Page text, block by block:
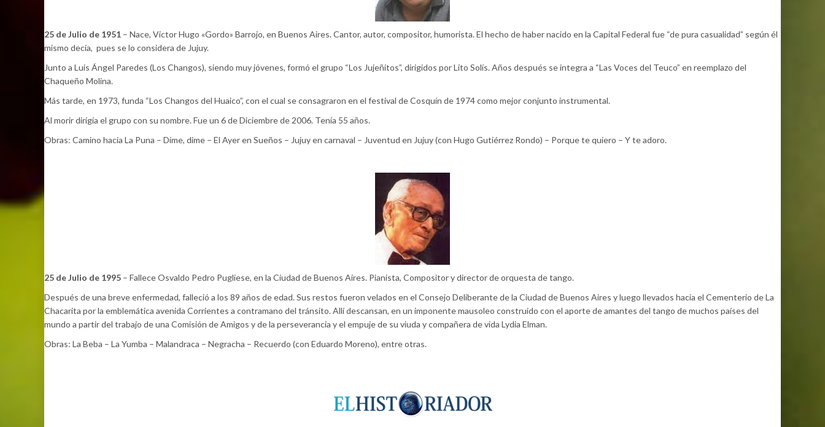
25 de Julio de 1951 – Nace, Victor Hugo «Gordo» Barrojo, en Buenos Aires. Cantor, autor, compositor, humorista. El hecho de haber nacido en la Capital Federal fue “de pura casualidad” según él
mismo decía, pues se lo considera de Jujuy.
Junto a Luis Ángel Paredes (Los Changos), siendo muy jóvenes, formó el grupo “Los Jujeñitos”, dirigidos por Lito Solís. Años después se integra a “Las Voces del Teuco” en reemplazo del
Chaqueño Molina.
Más tarde, en 1973, funda “Los Changos del Huaico”, con el cual se consagraron en el festival de Cosquín de 1974 como mejor conjunto instrumental.
Al morir dirigía el grupo con su nombre. Fue un 6 de Diciembre de 2006. Tenía 55 años.
Obras: Camino hacia La Puna – Dime, dime – El Ayer en Sueños – Jujuy en carnaval – Juventud en Jujuy (con Hugo Gutiérrez Rondo) – Porque te quiero – Y te adoro.
25 de Julio de 1995 – Fallece Osvaldo Pedro Pugliese, en la Ciudad de Buenos Aires. Pianista, Compositor y director de orquesta de tango.
Después de una breve enfermedad, falleció a los 89 años de edad. Sus restos fueron velados en el Consejo Deliberante de la Ciudad de Buenos Aires y luego llevados hacia el Cementerio de La
Chacarita por la emblemática avenida Corrientes a contramano del tránsito. Allí descansan, en un imponente mausoleo construido con el aporte de amantes del tango de muchos países del
mundo a partir del trabajo de una Comisión de Amigos y de la perseverancia y el empuje de su viuda y compañera de vida Lydia Elman.
Obras: La Beba – La Yumba – Malandraca – Negracha – Recuerdo (con Eduardo Moreno), entre otras.